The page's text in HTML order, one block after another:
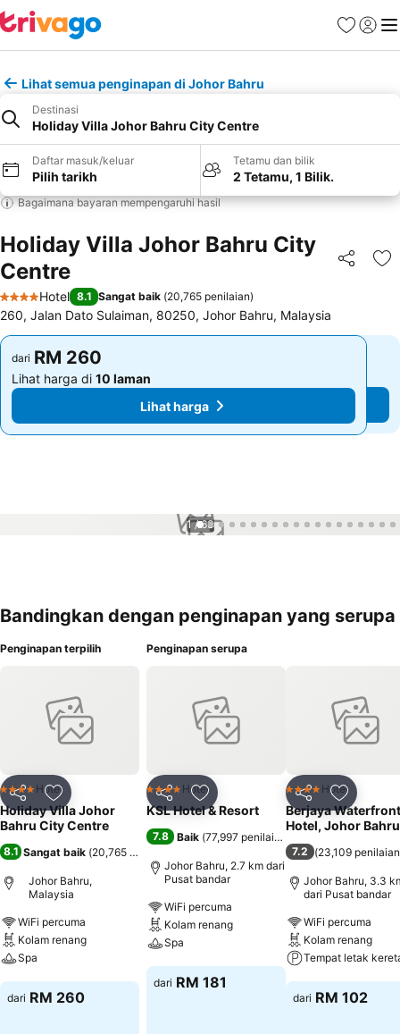
Kegemaran
Daftar
Lihat semua penginapan di Johor Bahru
Destinasi
Holiday Villa Johor Bahru City Centre
Daftar masuk/keluar
Pilih tarikh
Tetamu dan bilik
2 Tetamu, 1 Bilik.
Bagaimana bayaran mempengaruhi hasil
Holiday Villa Johor Bahru City
Centre
Kongsi
4 Bintang
Hotel 8.1 Sangat baik (20,765 penilaian)
260, Jalan Dato Sulaiman, 80250, Johor Bahru, Malaysia
dari RM 260
Lihat harga di 10 laman
Lihat harga
dari RM 260
Lihat harga di 10 laman
Lihat harga
1 / 63
Bandingkan dengan penginapan yang serupa
Penginapan terpilih
Kongsi Tambah ke favorit
4 BintangHotel
Holiday Villa Johor
Bahru City Centre
8.1 Sangat baik (20,765 penilaian
Johor Bahru,
Malaysia
WiFi percuma
Kolam renang
Spa
Lihat harga
dari RM 260
Penginapan serupa
Kongsi Tambah ke favorit
4 BintangHotel
KSL Hotel & Resort
7.8 Baik (77,997 penilaian
Johor Bahru, 2.7 km dari
Pusat bandar
WiFi percuma
Kolam renang
Spa
Lihat harga
dari RM 181
Kongsi Tambah
4 BintangHotel
Berjaya Waterfront
Hotel, Johor Bahru
7.2 (23,109 penilaian
Johor Bahru, 3.3
dari Pusat bandar
WiFi percuma
Kolam renang
Tempat letak
Lihat harga
dari RM 102